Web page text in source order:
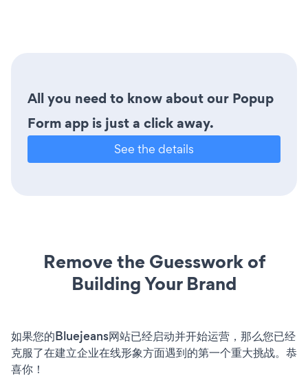
All you need to know about our Popup
Form app is just a click away.
See the details
Remove the Guesswork of
Building Your Brand
如果您的Bluejeans网站已经启动并开始运营，那么您已经
克服了在建立企业在线形象方面遇到的第一个重大挑战。恭
喜你！